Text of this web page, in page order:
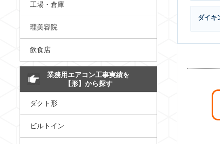
ダイキ
工場・倉庫
理美容院
飲食店
業務用エアコン工事実績を
【形】から探す
ダクト形
ビルトイン